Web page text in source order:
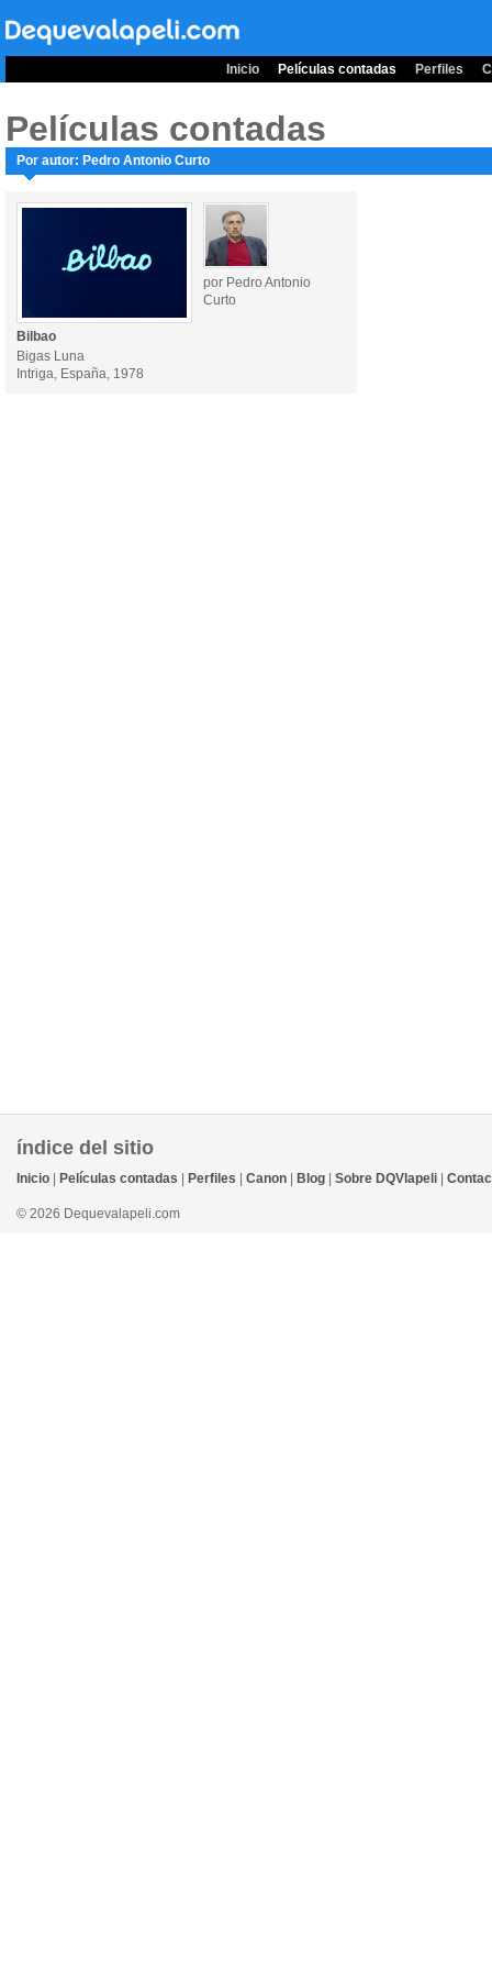
Inicio Películas contadas Perfiles
Películas contadas
Por autor: Pedro Antonio Curto
por Pedro Antonio
Curto
Bilbao
Bigas Luna
Intriga, España, 1978
índice del sitio
Inicio Películas contadas Perfiles Canon Blog Sobre DQVlapeli
© 2026 Dequevalapeli.com